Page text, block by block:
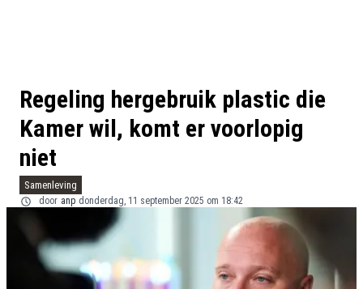
Regeling hergebruik plastic die
Kamer wil, komt er voorlopig
niet
Samenleving
door anp donderdag, 11 september 2025 om 18:42